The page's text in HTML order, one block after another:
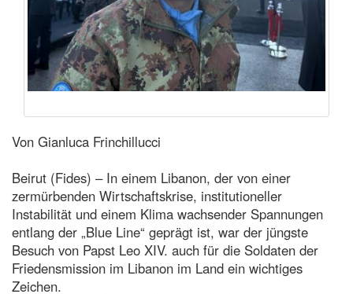
Von Gianluca Frinchillucci
Beirut (Fides) – In einem Libanon, der von einer
zermürbenden Wirtschaftskrise, institutioneller
Instabilität und einem Klima wachsender Spannungen
entlang der „Blue Line“ geprägt ist, war der jüngste
Besuch von Papst Leo XIV. auch für die Soldaten der
Friedensmission im Libanon im Land ein wichtiges
Zeichen.